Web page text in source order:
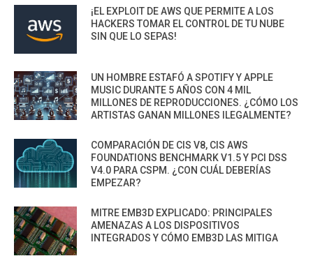
¡EL EXPLOIT DE AWS QUE PERMITE A LOS
HACKERS TOMAR EL CONTROL DE TU NUBE
SIN QUE LO SEPAS!
UN HOMBRE ESTAFÓ A SPOTIFY Y APPLE
MUSIC DURANTE 5 AÑOS CON 4 MIL
MILLONES DE REPRODUCCIONES. ¿CÓMO LOS
ARTISTAS GANAN MILLONES ILEGALMENTE?
COMPARACIÓN DE CIS V8, CIS AWS
FOUNDATIONS BENCHMARK V1.5 Y PCI DSS
V4.0 PARA CSPM. ¿CON CUÁL DEBERÍAS
EMPEZAR?
MITRE EMB3D EXPLICADO: PRINCIPALES
AMENAZAS A LOS DISPOSITIVOS
INTEGRADOS Y CÓMO EMB3D LAS MITIGA